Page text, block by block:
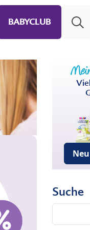
BABYCLUB
Suche